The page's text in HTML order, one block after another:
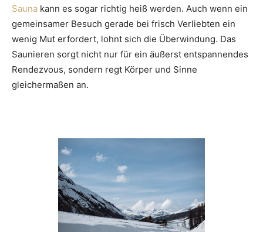
Sauna kann es sogar richtig heiß werden. Auch wenn ein
gemeinsamer Besuch gerade bei frisch Verliebten ein
wenig Mut erfordert, lohnt sich die Überwindung. Das
Saunieren sorgt nicht nur für ein äußerst entspannendes
Rendezvous, sondern regt Körper und Sinne
gleichermaßen an.